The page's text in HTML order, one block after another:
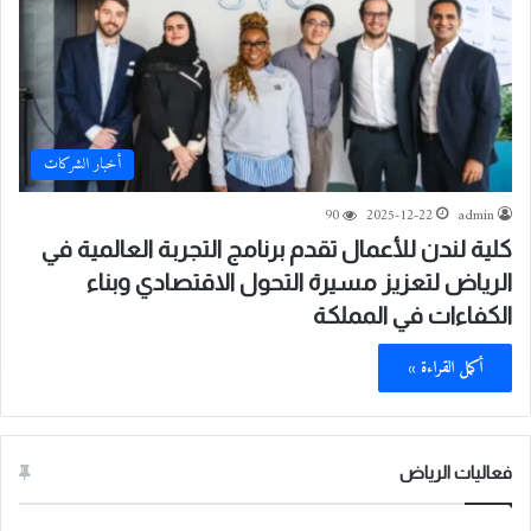
أخبار الشركات
admin
2025-12-22
90
كلية لندن للأعمال تقدم برنامج التجربة العالمية في
الرياض لتعزيز مسيرة التحول الاقتصادي وبناء
الكفاءات في المملكة
أكمل القراءة »
فعاليات الرياض